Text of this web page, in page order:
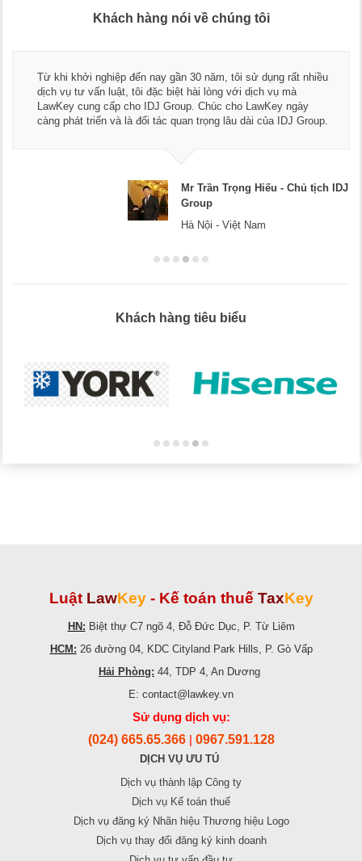
Khách hàng nói về chúng tôi
khởi nghiệp đến nay gần 30 năm, tôi sử dụng rất nhiều
vụ tư vấn luật, tôi đặc biệt hài lòng với dịch vụ mà
cung cấp cho IDJ Group. Chúc cho LawKey ngày
phát triển và là đối tác quan trọng lâu dài của IDJ Group.
Mr Trần Trọng Hiếu - Chủ tịch IDJ
Group
Hà Nội - Việt Nam
Khách hàng tiêu biểu
Luật LawKey - Kế toán thuế TaxKey
HN: Biệt thự C7 ngõ 4, Đỗ Đức Dục, P. Từ Liêm
HCM: 26 đường 04, KDC Cityland Park Hills, P. Gò Vấp
Hải Phòng: 44, TDP 4, An Dương
E: contact@lawkey.vn
Sử dụng dịch vụ:
(024) 665.65.366 0967.591.128
DỊCH VỤ ƯU TÚ
Dịch vụ thành lập Công ty
Dịch vụ Kế toán thuế
Dịch vụ đăng ký Nhãn hiệu Thương hiệu Logo
Dịch vụ thay đổi đăng ký kinh doanh